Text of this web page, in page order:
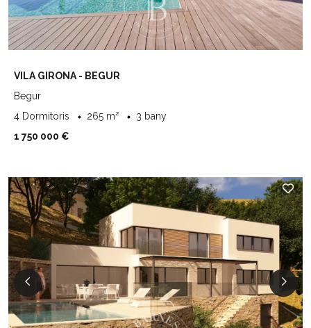
VILA GIRONA - BEGUR
Begur
4 Dormitoris
265 m²
3 bany
1 750 000 €